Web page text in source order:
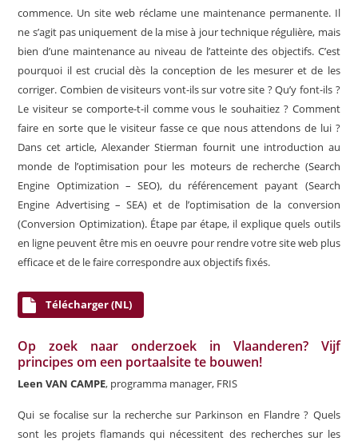
commence. Un site web réclame une maintenance permanente. Il
ne s’agit pas uniquement de la mise à jour technique régulière, mais
bien d’une maintenance au niveau de l’atteinte des objectifs. C’est
pourquoi il est crucial dès la conception de les mesurer et de les
corriger. Combien de visiteurs vont-ils sur votre site ? Qu’y font-ils ?
Le visiteur se comporte-t-il comme vous le souhaitiez ? Comment
faire en sorte que le visiteur fasse ce que nous attendons de lui ?
Dans cet article, Alexander Stierman fournit une introduction au
monde de l’optimisation pour les moteurs de recherche (Search
Engine Optimization – SEO), du référencement payant (Search
Engine Advertising – SEA) et de l’optimisation de la conversion
(Conversion Optimization). Étape par étape, il explique quels outils
en ligne peuvent être mis en oeuvre pour rendre votre site web plus
efficace et de le faire correspondre aux objectifs fixés.
Télécharger (NL)
Op zoek naar onderzoek in Vlaanderen? Vijf
principes om een portaalsite te bouwen!
Leen VAN CAMPE, programma manager, FRIS
Qui se focalise sur la recherche sur Parkinson en Flandre ? Quels
sont les projets flamands qui nécessitent des recherches sur les